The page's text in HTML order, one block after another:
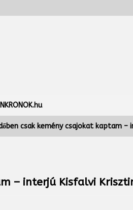
csak kemény csajokat kaptam
– interjú Kisfalvi